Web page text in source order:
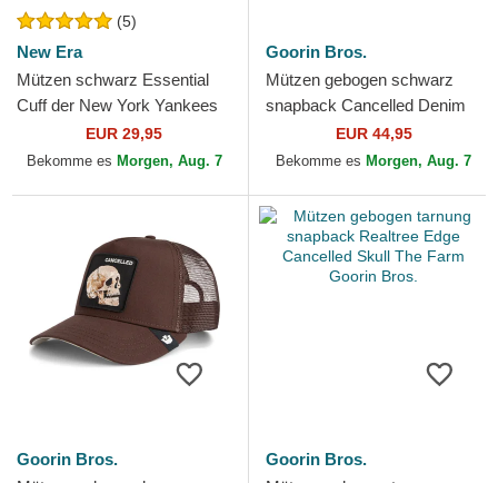
(5)
New Era
Mützen schwarz Essential
Cuff der New York Yankees
MLB von New Era
EUR 29,95
Bekomme es Morgen, Aug. 7
Goorin Bros.
Mützen gebogen schwarz
snapback Cancelled Denim
Skull The Farm Goorin Bros.
EUR 44,95
Bekomme es Morgen, Aug. 7
Goorin Bros.
Goorin Bros.